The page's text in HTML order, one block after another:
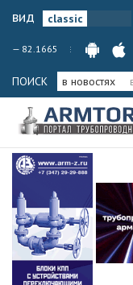
вид
— 82.1665
ПОИСК в новостях